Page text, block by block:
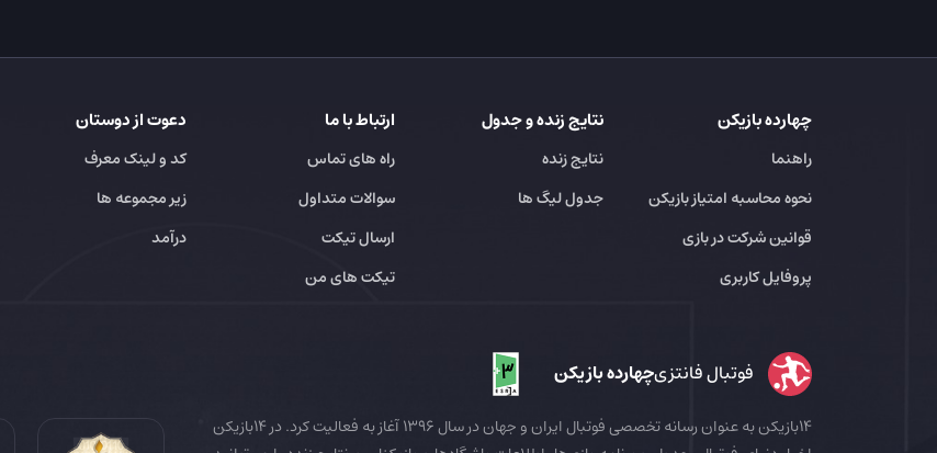
چهارده بازیکن
راهنما
نحوه محاسبه امتیاز بازیکن
قوانین شرکت در بازی
پروفایل کاربری
نتایج زنده و جدول
نتایج زنده
جدول لیگ ها
ارتباط با ما
راه های تماس
سوالات متداول
ارسال تیکت
تیکت های من
دعوت از دوستان
کد و لینک معرف
زیر مجموعه ها
درآمد
فوتبال فانتزیچهارده بازیکن
14بازیکن به عنوان رسانه تخصصی فوتبال ایران و جهان در سال 1396 آغاز به فعالیت کرد. در 14بازیکن